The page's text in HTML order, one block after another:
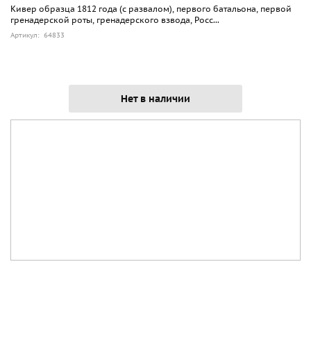
Кивер образца 1812 года (с развалом), первого батальона, первой
гренадерской роты, гренадерского взвода, Росс...
Артикул: 64833
Нет в наличии